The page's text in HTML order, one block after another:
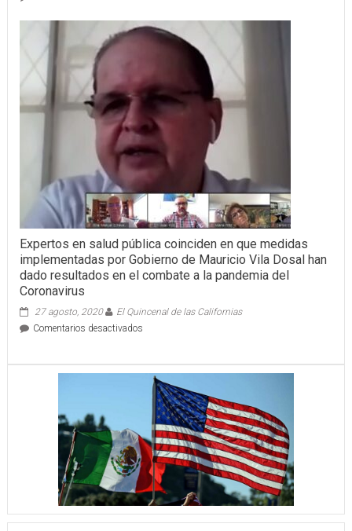
capacitación
a
iniciación
deportiva
a
Valladolid
y
Expertos en salud pública coinciden en que medidas
implementadas por Gobierno de Mauricio Vila Dosal han
dado resultados en el combate a la pandemia del
Coronavirus
27 agosto, 2020
El Quincenal de las Californias
Comentarios desactivadosen
pública
coinciden
que
medidas
implementadas
por
Gobierno
de
Vila